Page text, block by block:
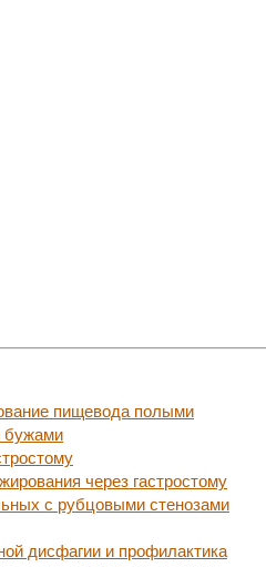
пищевода полыми
бужами
через гастростому
с рубцовыми стенозами
дисфагии и профилактика